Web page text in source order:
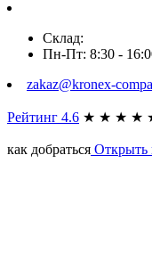
Склад:
Пн-Пт: 8:30 -
zakaz@kronex-
Рейтинг 4.6 ★ ★ ★ ★
как добраться Открыть